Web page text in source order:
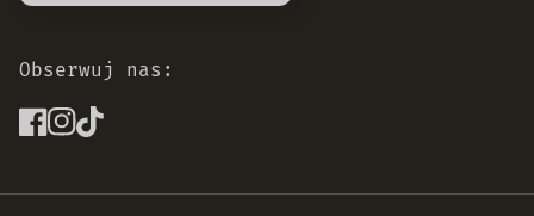
Obserwuj nas: